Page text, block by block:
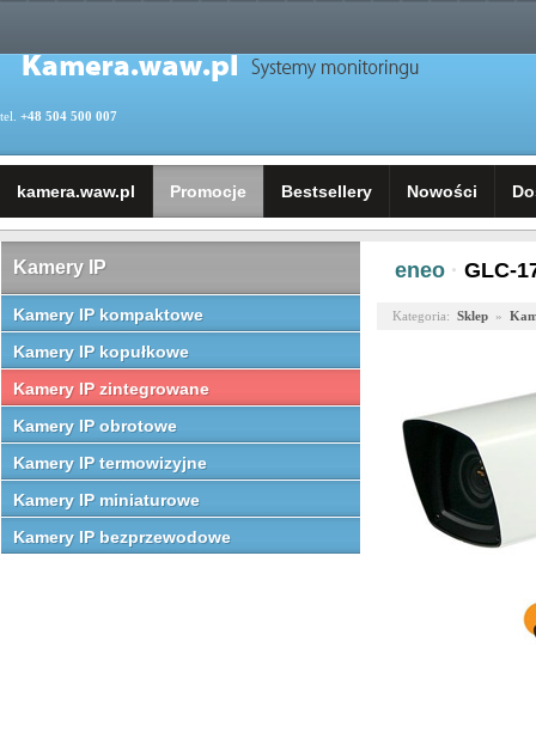
tel. +48 504 500 007
kamera.waw.pl Promocje Bestsellery Nowości
Kamery IP
Kamery IP kompaktowe
Kamery IP kopułkowe
Kamery IP zintegrowane
Kamery IP obrotowe
Kamery IP termowizyjne
Kamery IP miniaturowe
Kamery IP bezprzewodowe
eneo · GLC-
Kategoria: Sklep »